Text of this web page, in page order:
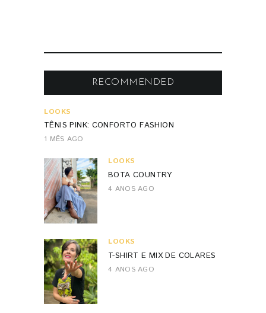
RECOMMENDED
LOOKS
TÊNIS PINK: CONFORTO FASHION
1 MÊS AGO
LOOKS
BOTA COUNTRY
4 ANOS AGO
LOOKS
T-SHIRT E MIX DE COLARES
4 ANOS AGO